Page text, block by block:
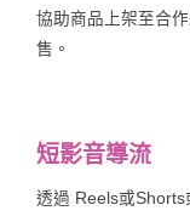
協助商品上架至合
售。
短影音導流
透過 Reels或Shorts